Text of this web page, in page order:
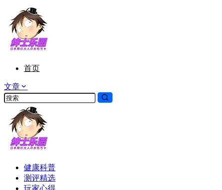
首页
文章
健康科普
测评精选
玩家心得